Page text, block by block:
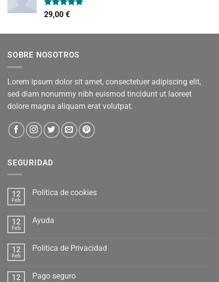
Valorado
con
29,00 €
SOBRE NOSOTROS
Lorem ipsum dolor sit amet, consectetuer adipiscing elit,
sed diam nonummy nibh euismod tincidunt ut laoreet
dolore magna aliquam erat volutpat.
SEGURIDAD
12
Feb
Política de cookies
12
Feb
Ayuda
12
Feb
Política de Privacidad
12 Pago seguro